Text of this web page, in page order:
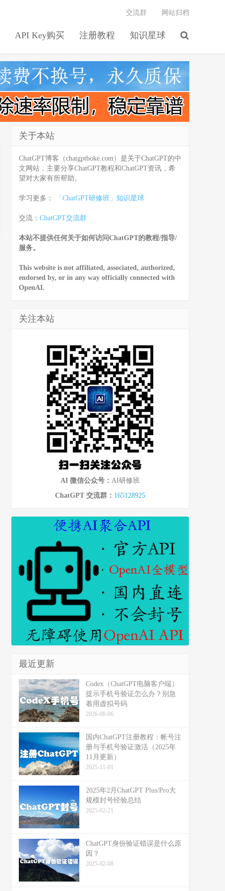
API Key购买 注册教程 知识星球
交流群 网站归档
关于本站
ChatGPT博客（chatgptboke.com）是关于ChatGPT的中
文网站，主要分享ChatGPT教程和ChatGPT资讯，希
望对大家有所帮助。
学习更多： 「ChatGPT研修班」知识星球
交流： ChatGPT交流群
本站不提供任何关于如何访问ChatGPT的教程/指导/
服务。
This website is not affiliated, associated, authorized,
endorsed by, or in any way officially connected with
OpenAI.
关注本站
AI 微信公众号： AI研修班
ChatGPT 交流群： 165128925
最近更新
Codex（ChatGPT电脑客户端）
提示手机号验证怎么办？别急
着用虚拟号码
2026-08-06
国内ChatGPT注册教程：帐号注
册与手机号验证激活（2025年
11月更新）
2025-11-01
2025年2月ChatGPT Plus/Pro大
规模封号经验总结
2025-02-21
ChatGPT身份验证错误是什么原
因？
2025-02-08